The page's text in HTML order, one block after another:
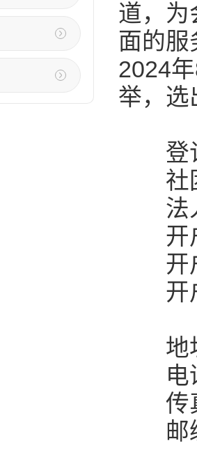
道，为
面的服
2024
举，选
登记
社团
法人
开户
开户
开户
地址
电话
传真
邮编